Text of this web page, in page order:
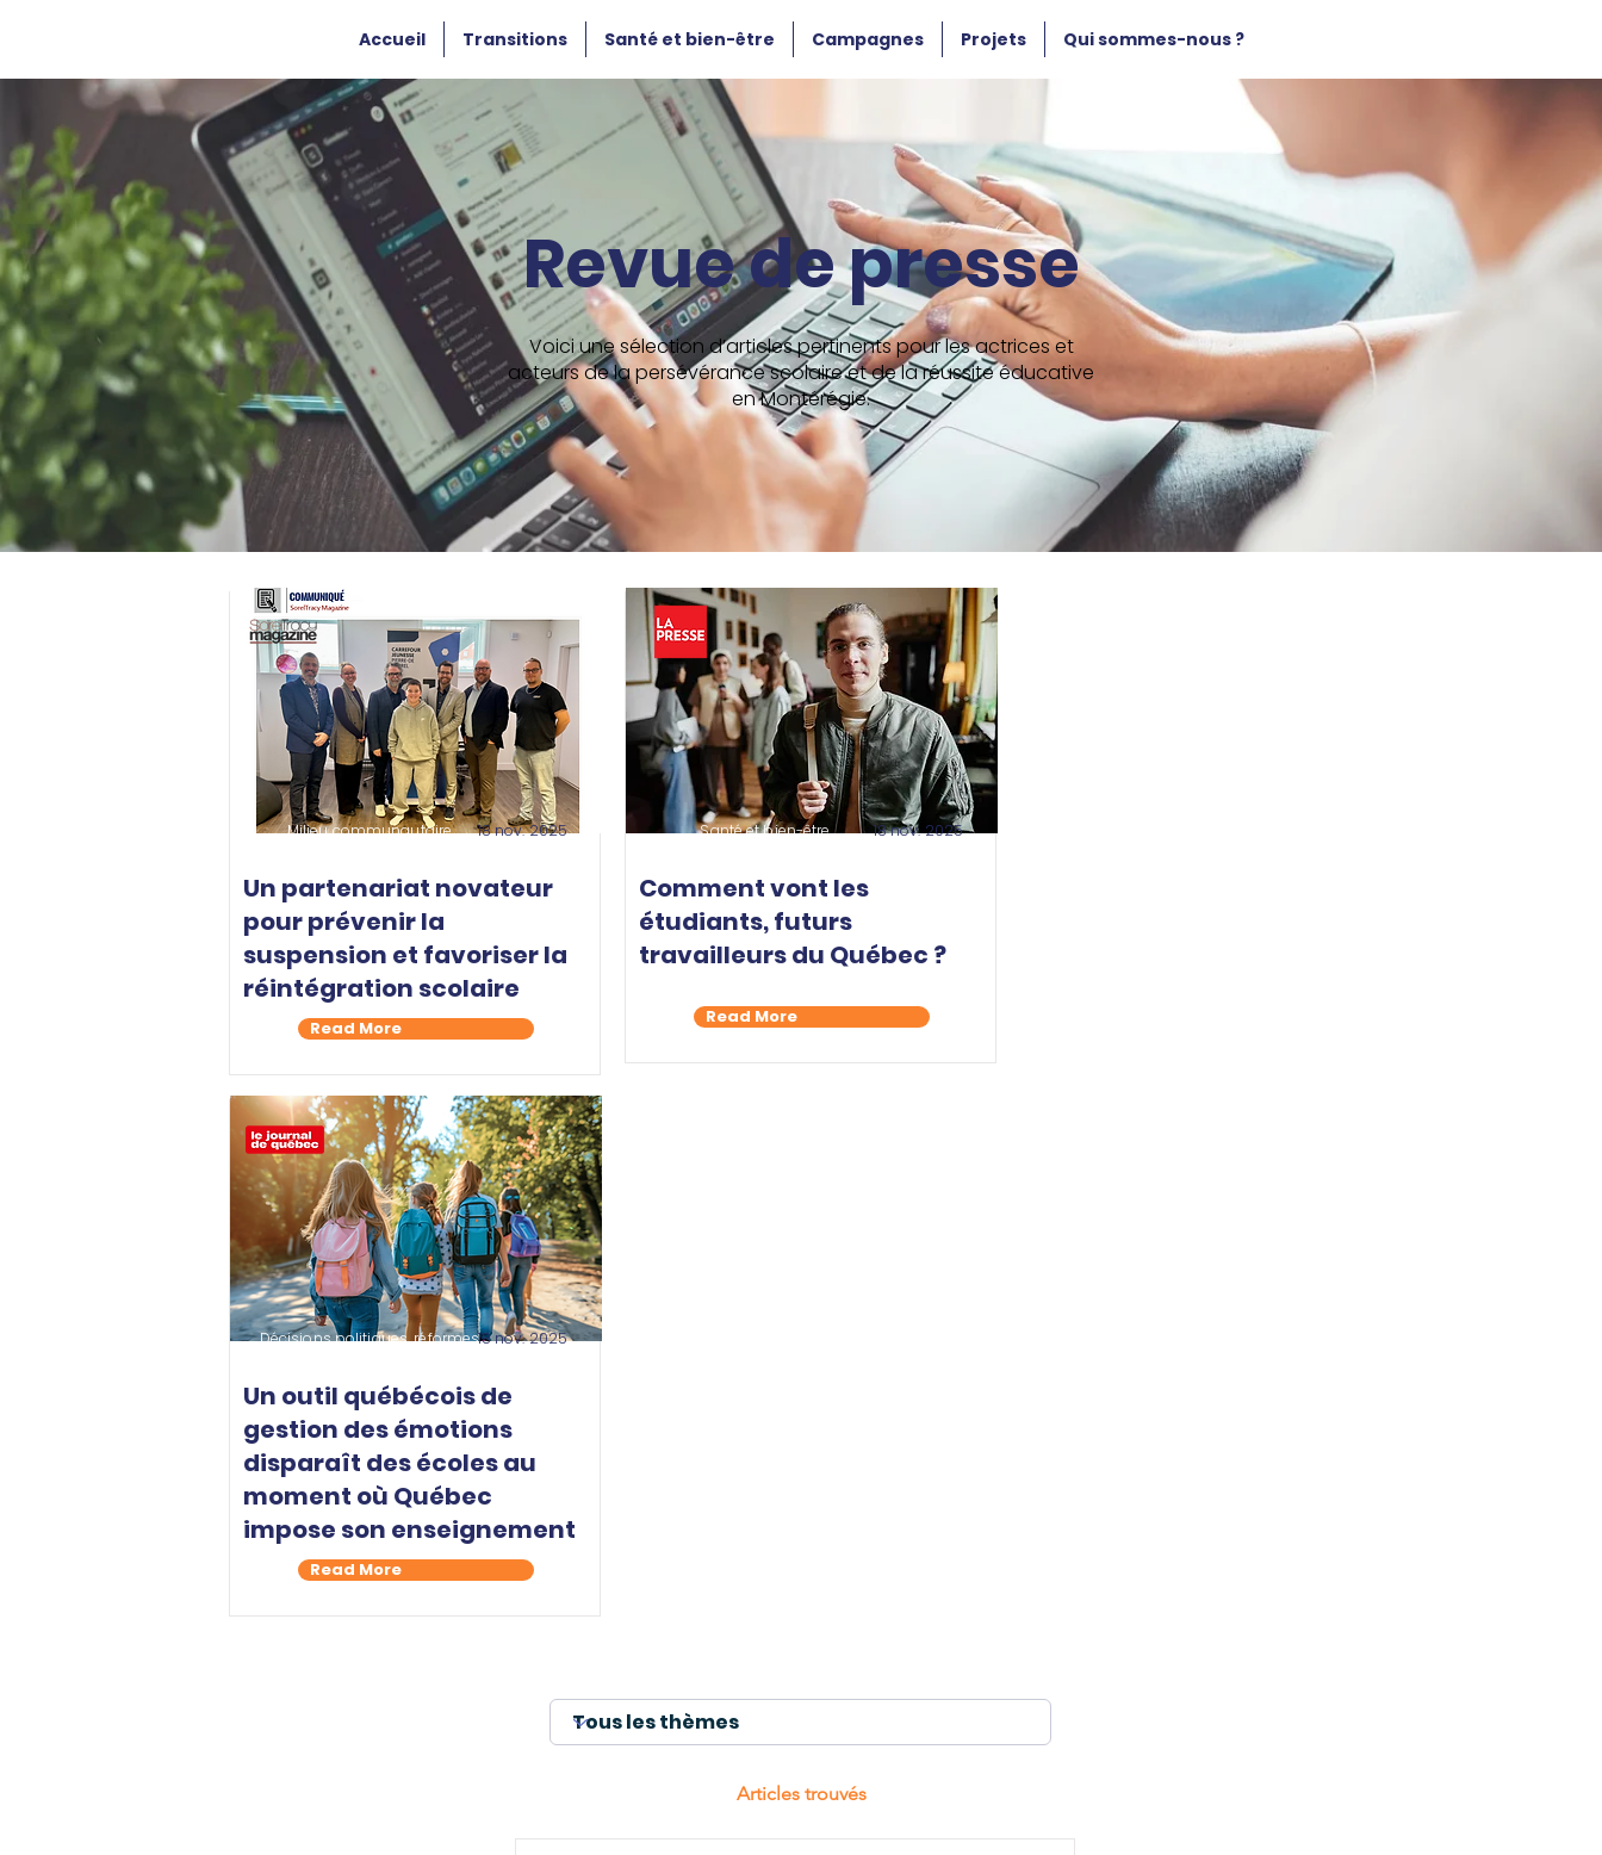
Accueil Transitions Santé et bien-être Campagnes Projets Qui sommes-nous ?
Revue de presse
Voici une sélection d’articles pertinents pour les actrices et
acteurs de la persévérance scolaire et de la réussite éducative
en Montérégie.
18 nov. 2025
Milieu communautaire
Un partenariat novateur
pour prévenir la
suspension et favoriser la
réintégration scolaire
Read More
18 nov. 2025
Santé et bien-être
Comment vont les
étudiants, futurs
travailleurs du Québec ?
Read More
18 nov. 2025
Décisions politiques, réformes
Un outil québécois de
gestion des émotions
disparaît des écoles au
moment où Québec
impose son enseignement
Read More
Articles trouvés